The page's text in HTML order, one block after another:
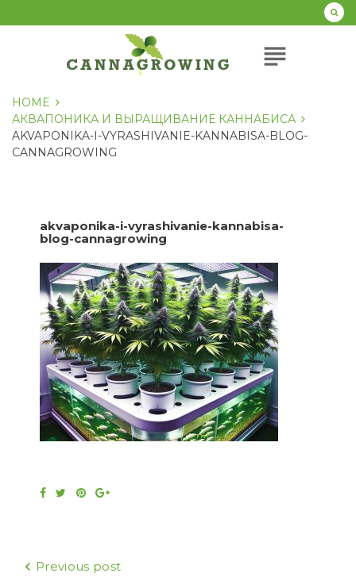
к
subject
HOME
АКВАПОНИКА И ВЫРАЩИВАНИЕ КАННАБИСА
AKVAPONIKA-I-VYRASHIVANIE-KANNABISA-BLOG-
CANNAGROWING
akvaponika-i-vyrashivanie-kannabisa-
blog-cannagrowing
Facebook
TwitterPinterestGoogle+
Навигация
Previous post